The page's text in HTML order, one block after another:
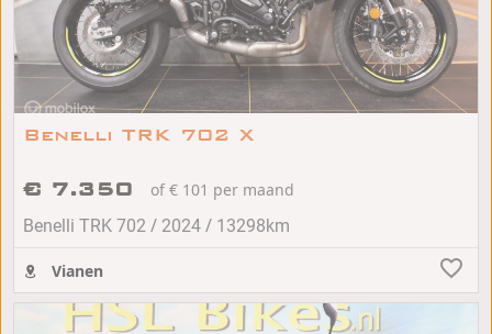
Benelli TRK 702 X
€ 7.350
of € 101 per maand
Benelli TRK 702 / 2024 / 13298km
Vianen